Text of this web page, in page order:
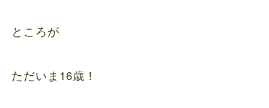
ところが
ただいま16歳！